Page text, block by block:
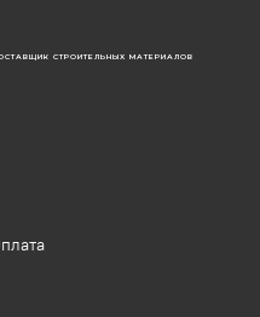
СТРОИТЕЛЬНЫХ МАТЕРИАЛОВ